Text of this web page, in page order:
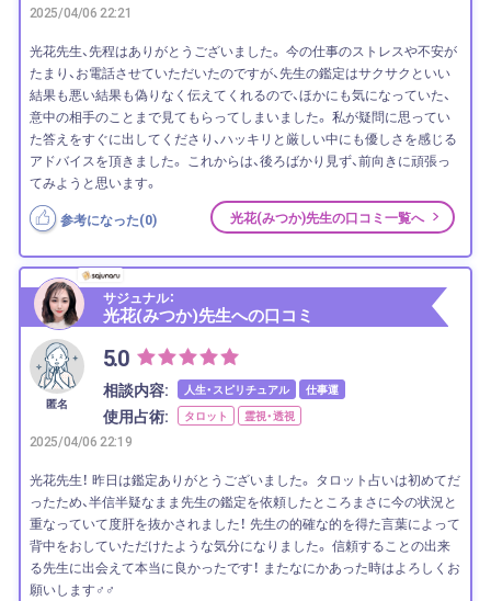
2025/04/06 22:21
光花先生、先程はありがとうございました。 今の仕事のストレスや不安が
たまり、お電話させていただいたのですが、先生の鑑定はサクサクといい
結果も悪い結果も偽りなく伝えてくれるので、ほかにも気になっていた、
意中の相手のことまで見てもらってしまいました。 私が疑問に思ってい
た答えをすぐに出してくださり、ハッキリと厳しい中にも優しさを感じる
アドバイスを頂きました。 これからは、後ろばかり見ず、前向きに頑張っ
てみようと思います。
参考になった(0) 光花(みつか)先生の口コミ一覧へ
サジュナル：
光花(みつか)先生への口コミ
匿名
5.0
相談内容: 人生・スピリチュアル 仕事運
使用占術: タロット 霊視・透視
2025/04/06 22:19
光花先生！ 昨日は鑑定ありがとうございました。 タロット占いは初めてだ
ったため、半信半疑なまま先生の鑑定を依頼したところまさに今の状況と
重なっていて度肝を抜かされました！ 先生の的確な的を得た言葉によって
背中をおしていただけたような気分になりました。 信頼することの出来
る先生に出会えて本当に良かったです！ またなにかあった時はよろしくお
願いします‍♂️‍♂️